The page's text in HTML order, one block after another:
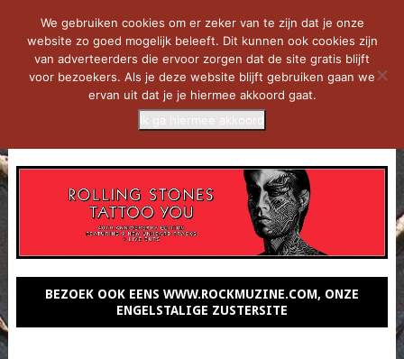
BEZOEK OOK EENS WWW.ROCKMUZINE.COM, ONZE
ENGELSTALIGE ZUSTERSITE
We gebruiken cookies om er zeker van te zijn dat je onze
website zo goed mogelijk beleeft. Dit kunnen ook cookies zijn
van adverteerders die ervoor zorgen dat de site gratis blijft
voor bezoekers. Als je deze website blijft gebruiken gaan we
ervan uit dat je je hiermee akkoord gaat.
Ik ga hiermee akkoord